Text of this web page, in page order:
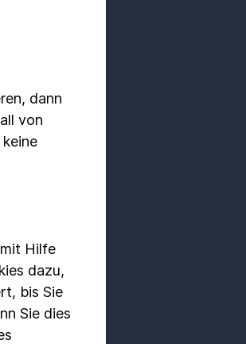
dann
von
Hilfe
dazu,
bis Sie
Sie dies